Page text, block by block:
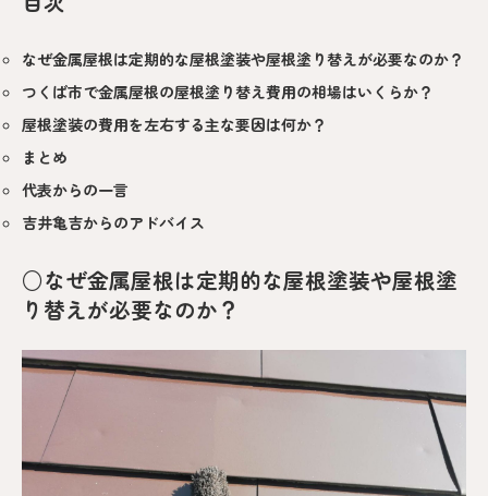
なぜ金属屋根は定期的な屋根塗装や屋根塗り替えが必要なのか？
つくば市で金属屋根の屋根塗り替え費用の相場はいくらか？
屋根塗装の費用を左右する主な要因は何か？
まとめ
代表からの一言
吉井亀吉からのアドバイス
○なぜ金属屋根は定期的な屋根塗装や屋根塗
り替えが必要なのか？